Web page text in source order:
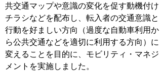
共交通マップや意識の変化を促す動機付け
チラシなどを配布し、転入者の交通意識と
行動を好ましい方向（過度な自動車利用か
ら公共交通などを適切に利用する方向）に
変えることを目的に、モビリティ・マネジ
メントを実施しました。